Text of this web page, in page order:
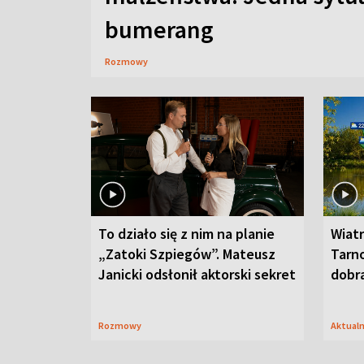
bumerang
Rozmowy
To działo się z nim na planie
„Zatoki Szpiegów”. Mateusz
Janicki odsłonił aktorski sekret
Rozmowy